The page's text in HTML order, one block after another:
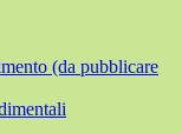
(da pubblicare